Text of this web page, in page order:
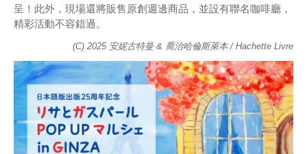
呈！此外，現場還將販售原創週邊商品，並設有聯名咖啡廳，
精彩活動不容錯過。
(C) 2025 安妮古特曼 & 喬治哈倫斯萊本 / Hachette Livre